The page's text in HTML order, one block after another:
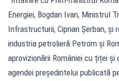
Energiei, Bogdan Ivan, Ministrul
Infrastructurii, Ciprian Șerban, și
industria petrolieră Petrom și
aprovizionării României cu țiței
agendei președintelui publicată